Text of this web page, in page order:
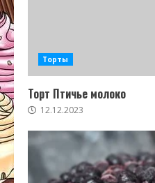
Торты
Торт Птичье молоко
12.12.2023